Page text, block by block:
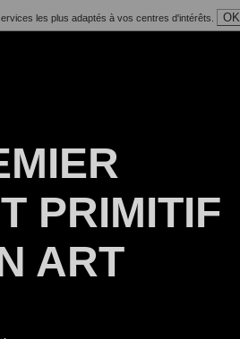
les plus adaptés à vos centres d'intérêts. OK
PRIMITIF
ART